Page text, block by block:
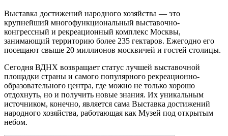
Выставка достижений народного хозяйства — это
крупнейший многофункциональный выставочно-
конгрессный и рекреационный комплекс Москвы,
занимающий территорию более 235 гектаров. Ежегодно его
посещают свыше 20 миллионов москвичей и гостей столицы.
Сегодня ВДНХ возвращает статус лучшей выставочной
площадки страны и самого популярного рекреационно-
образовательного центра, где можно не только хорошо
отдохнуть, но и получить новые знания. Их уникальным
источником, конечно, является сама Выставка достижений
народного хозяйства, работающая как Музей под открытым
небом.